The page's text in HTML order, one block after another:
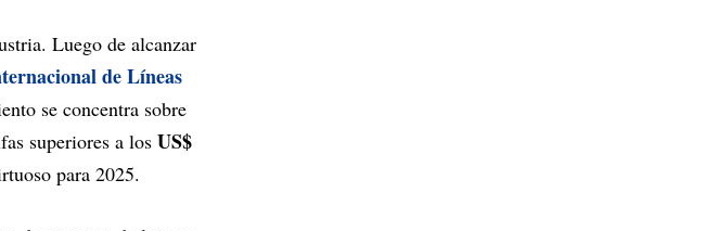
Luego de alcanzar
de Líneas
se concentra sobre
superiores a los US$
para 2025.